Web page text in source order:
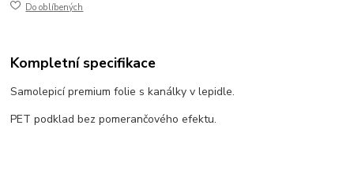
Do oblíbených
Kompletní specifikace
Samolepicí premium folie s kanálky v lepidle.
PET podklad bez pomerančového efektu.